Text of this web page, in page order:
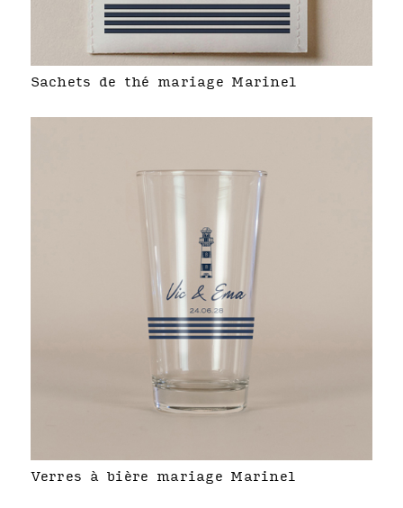
Sachets de thé mariage Marinel
Verres à bière mariage Marinel